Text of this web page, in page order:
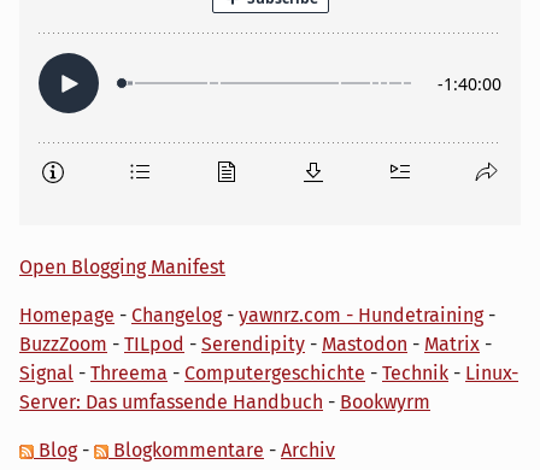
Open Blogging Manifest
Homepage - Changelog- yawnrz.com - Hundetraining-
BuzzZoom - TILpod - Serendipity - Mastodon - Matrix -
Signal - Threema - Computergeschichte - Technik - Linux-
Server: Das umfassende Handbuch - Bookwyrm
Blog- Blogkommentare - Archiv